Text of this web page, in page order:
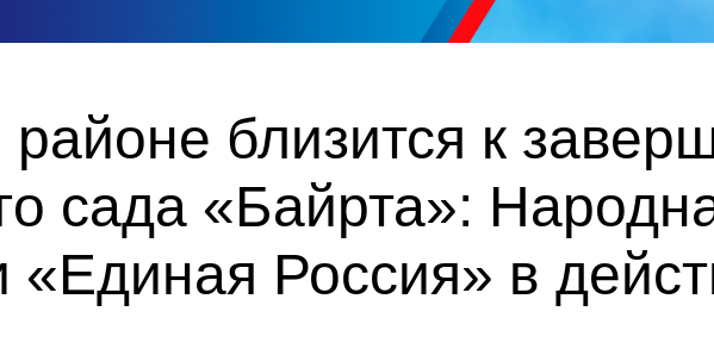
районе близится к
сада «Байрта»:
«Единая Россия» в